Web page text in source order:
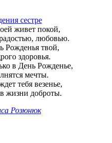
сестре
живет покой,
любовью.
Рожденья твой,
здоровья.
в День Рожденье,
мечты.
тебя везенье,
жизни доброты.
Розюнюк